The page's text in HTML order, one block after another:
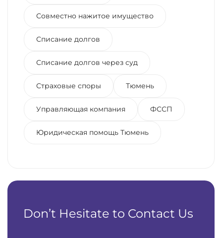
Совместно нажитое имущество
Списание долгов
Списание долгов через суд
Страховые споры Тюмень
Управляющая компания ФССП
Юридическая помощь Тюмень
Don’t Hesitate to Contact Us